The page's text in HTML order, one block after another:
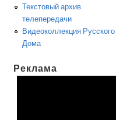
Текстовый архив
телепередачи
Видеоколлекция Русского
Дома
Реклама